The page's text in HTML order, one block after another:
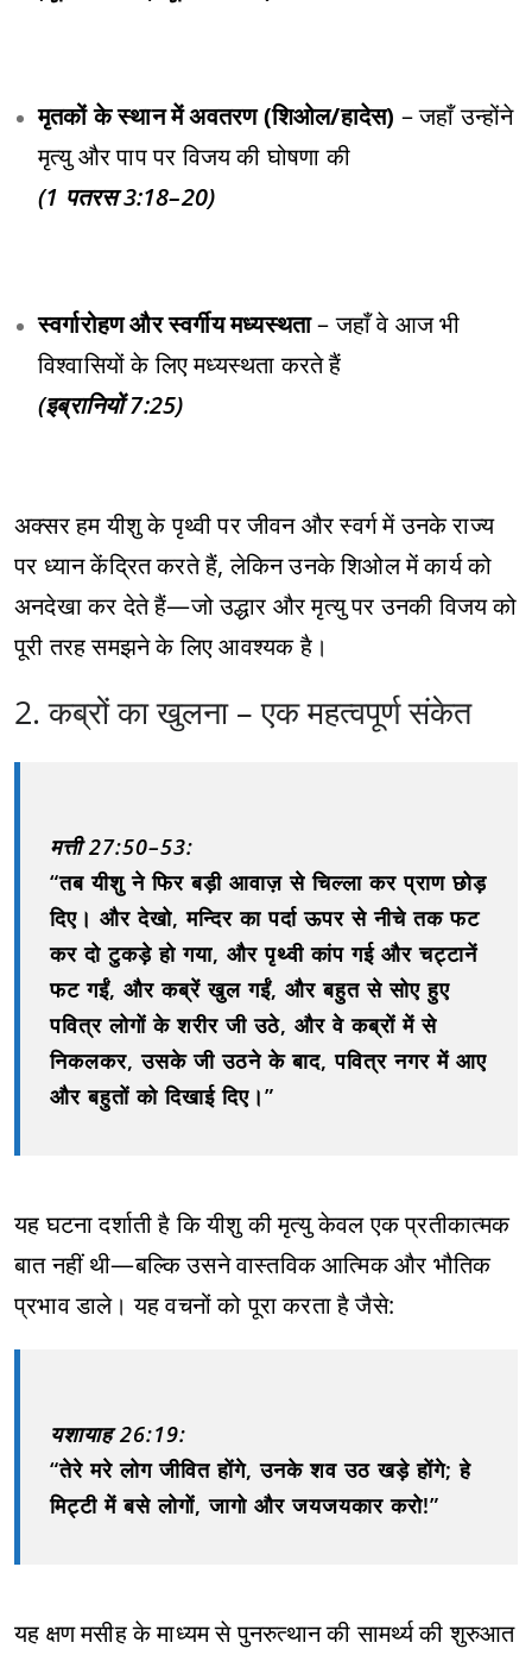
मृतकों के स्थान में अवतरण (शिओल/हादेस) – जहाँ उन्होंने
मृत्यु और पाप पर विजय की घोषणा की
(1 पतरस 3:18–20)
स्वर्गारोहण और स्वर्गीय मध्यस्थता– जहाँ वे आज भी
विश्वासियों के लिए मध्यस्थता करते हैं
(इब्रानियों 7:25)
अक्सर हम यीशु के पृथ्वी पर जीवन और स्वर्ग में उनके राज्य
पर ध्यान केंद्रित करते हैं, लेकिन उनके शिओल में कार्य को
अनदेखा कर देते हैं—जो उद्धार और मृत्यु पर उनकी विजय को
पूरी तरह समझने के लिए आवश्यक है।
2. कब्रों का खुलना – एक महत्वपूर्ण संकेत
मत्ती 27:50–53:
“तब यीशु ने फिर बड़ी आवाज़ से चिल्ला कर प्राण छोड़
दिए। और देखो, मन्दिर का पर्दा ऊपर से नीचे तक फट
कर दो टुकड़े हो गया, और पृथ्वी कांप गई और चट्टानें
फट गईं, और कब्रें खुल गईं, और बहुत से सोए हुए
पवित्र लोगों के शरीर जी उठे, और वे कब्रों में से
निकलकर, उसके जी उठने के बाद, पवित्र नगर में आए
और बहुतों को दिखाई दिए।”
यह घटना दर्शाती है कि यीशु की मृत्यु केवल एक प्रतीकात्मक
बात नहीं थी—बल्कि उसने वास्तविक आत्मिक और भौतिक
प्रभाव डाले। यह वचनों को पूरा करता है जैसे:
यशायाह 26:19:
“तेरे मरे लोग जीवित होंगे, उनके शव उठ खड़े होंगे; हे
मिट्टी में बसे लोगों, जागो और जयजयकार करो!”
यह क्षण मसीह के माध्यम से पुनरुत्थान की सामर्थ्य की शुरुआत